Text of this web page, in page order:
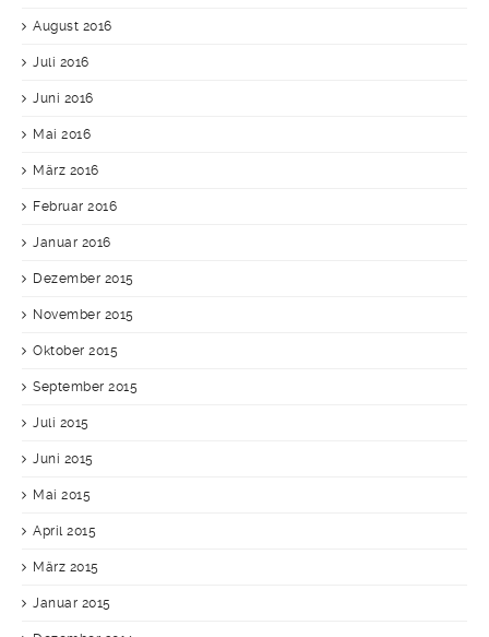
August 2016
Juli 2016
Juni 2016
Mai 2016
März 2016
Februar 2016
Januar 2016
Dezember 2015
November 2015
Oktober 2015
September 2015
Juli 2015
Juni 2015
Mai 2015
April 2015
März 2015
Januar 2015